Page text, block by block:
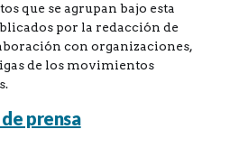
que se agrupan bajo esta
por la redacción de
con organizaciones,
de los movimientos
prensa